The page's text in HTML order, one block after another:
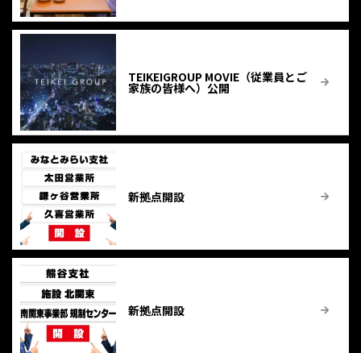
TEIKEIGROUP MOVIE（従業員とご
家族の皆様へ）公開
新拠点開設
新拠点開設